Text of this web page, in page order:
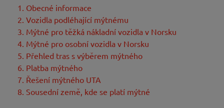
1. Obecné informace
2. Vozidla podléhající mýtnému
3. Mýtné pro těžká nákladní vozidla v Norsku
4. Mýtné pro osobní vozidla v Norsku
5. Přehled tras s výběrem mýtného
6. Platba mýtného
7. Řešení mýtného UTA
8. Sousední země, kde se platí mýtné